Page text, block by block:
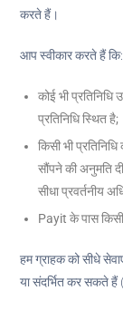
करते हैं।
आप स्वीकार करते हैं कि:
कोई भी प्रतिनिधि
प्रतिनिधि स्थित है;
किसी भी
सौंपने की अनुमति
सीधा प्रवर्तनीय
Payit के पास
हम ग्राहक को सीधे
या संदर्भित कर सकते हैं